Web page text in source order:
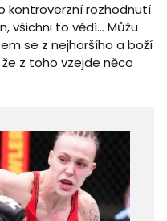
kontroverzní rozhodnutí
všichni to vědí... Můžu
se z nejhoršího a boží
z toho vzejde něco